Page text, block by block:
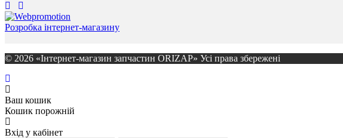
Розробка інтернет-магазину
© 2026 «Інтернет-магазин запчастин ORIZAP» Усі права збережені
Ваш кошик
Кошик порожній
Вхід у кабінет